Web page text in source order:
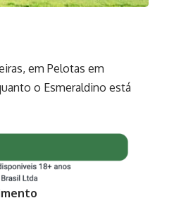
em Pelotas em
o Esmeraldino está